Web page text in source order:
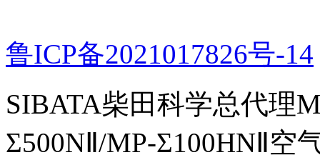
鲁ICP备2021017826号-14
SIBATA柴田科学总代理
Σ500NⅡ/MP-Σ100HNⅡ空